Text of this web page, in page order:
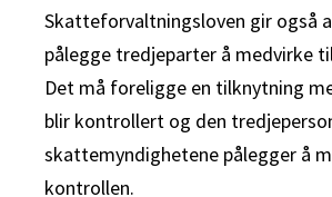
Skatteforvaltningsloven gir også
pålegge tredjeparter å medvirke
Det må foreligge en tilknytning
blir kontrollert og den
skattemyndighetene pålegger å
kontrollen.